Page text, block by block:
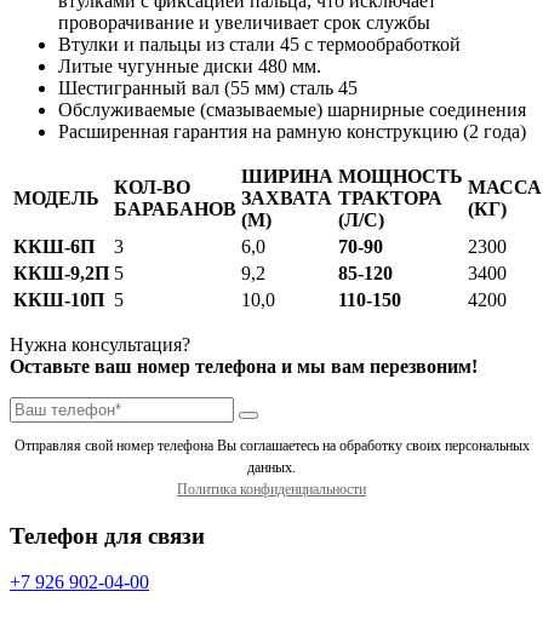
проворачивание и увеличивает срок службы
Втулки и пальцы из стали 45 с термообработкой
Литые чугунные диски 480 мм.
Шестигранный вал (55 мм) сталь 45
Обслуживаемые (смазываемые) шарнирные соединения
Расширенная гарантия на рамную конструкцию (2 года)
МОДЕЛЬ
КОЛ-ВО
БАРАБАНОВ
ШИРИНА
ЗАХВАТА
(М)
МОЩНОСТЬ
ТРАКТОРА
(Л/С)
МАССА
(КГ)
ККШ-6П
3 6,0 70-90
2300
ККШ-9,2П 5 9,2 85-120
3400
ККШ-10П 5 10,0 110-150 4200
Нужна консультация?
Оставьте ваш номер телефона и мы вам перезвоним!
Отправляя свой номер телефона Вы соглашаетесь на обработку своих персональных
данных.
Политика конфиденциальности
Телефон для связи
+7 926 902-04-00